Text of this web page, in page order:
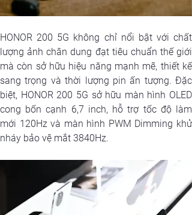
HONOR 200 5G không chỉ nổi bật với chất
lượng ảnh chân dung đạt tiêu chuẩn thế giới
mà còn sở hữu hiệu năng mạnh mẽ, thiết kế
sang trọng và thời lượng pin ấn tượng. Đặc
biệt, HONOR 200 5G sở hữu màn hình OLED
cong bốn cạnh 6,7 inch, hỗ trợ tốc độ làm
mới 120Hz và màn hình PWM Dimming khử
nháy bảo vệ mắt 3840Hz.